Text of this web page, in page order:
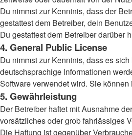
Du nimmst zur Kenntnis, dass der
gestattest dem Betreiber, dein
Du gestattest dem Betreiber darüber
4. General Public License
Du nimmst zur Kenntnis, dass es
deutschsprachige Informationen
Software verwendet wird. Sie
5. Gewährleistung
Der Betreiber haftet mit Ausnahme
vorsätzliches oder grob fahrlässiges
Die Haftung ist gegenüber